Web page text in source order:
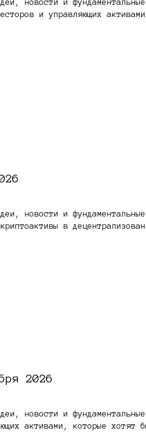
новости и
и управляющих
новости и
в
2026
новости и
активами, которые хотят